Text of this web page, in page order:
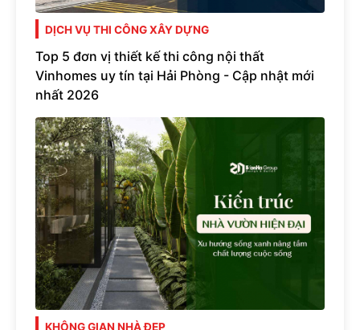
DỊCH VỤ THI CÔNG XÂY DỰNG
Top 5 đơn vị thiết kế thi công nội thất
Vinhomes uy tín tại Hải Phòng - Cập nhật mới
nhất 2026
KHÔNG GIAN NHÀ ĐẸP